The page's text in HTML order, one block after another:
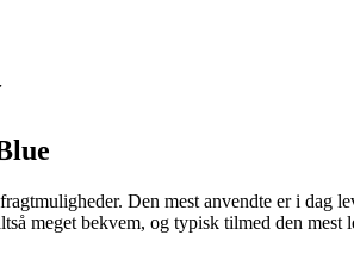
Den mest anvendte er i dag
meget bekvem, og typisk tilmed den